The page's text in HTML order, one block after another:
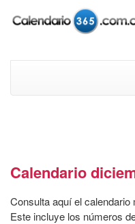
Calendario
Consulta aquí el
Este incluye los números